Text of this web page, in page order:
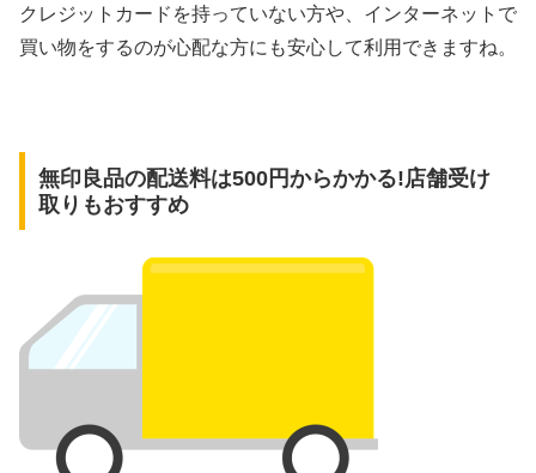
クレジットカードを持っていない方や、インターネットで
買い物をするのが心配な方にも安心して利用できますね。
無印良品の配送料は500円からかかる!店舗受け
取りもおすすめ